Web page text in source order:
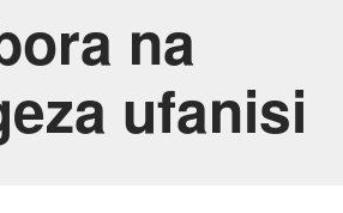
na
ufanisi